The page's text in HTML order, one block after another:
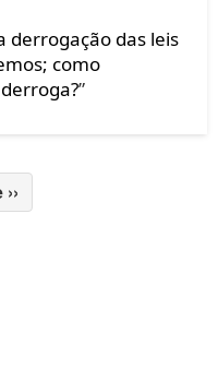
derrogação das leis
como
”
››